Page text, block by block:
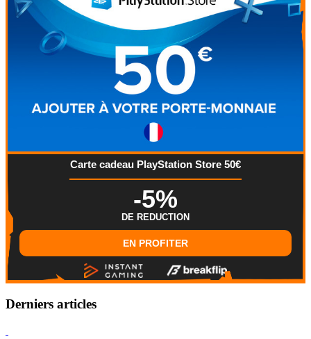
Carte cadeau PlayStation Store 50€
-5%
DE REDUCTION
EN PROFITER
Derniers articles